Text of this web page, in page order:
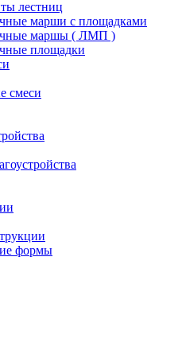
лестниц
марши с площадками
маршы ( ЛМП )
площадки
смеси
формы